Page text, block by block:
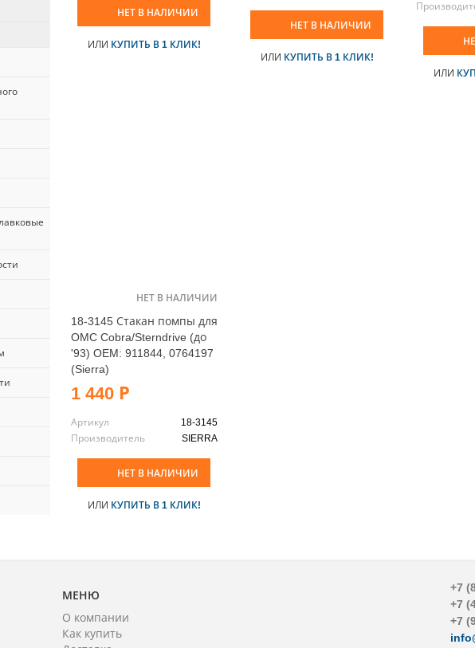
НЕТ В НАЛИЧИИ
ИЛИ КУПИТЬ В 1 КЛИК!
НЕТ В НАЛИЧИИ
ИЛИ КУПИТЬ В 1 КЛИК!
ИЛИ
НЕТ В НАЛИЧИИ
18-3145 Стакан помпы для
OMC Cobra/Sterndrive (до
'93) OEM: 911844, 0764197
(Sierra)
1 440 Р
Артикул
18-3145
Производитель
SIERRA
НЕТ В НАЛИЧИИ
ИЛИ КУПИТЬ В 1 КЛИК!
МЕНЮ
О компании
Как купить
+7
+7
+7